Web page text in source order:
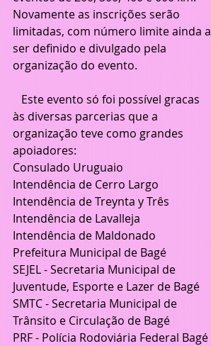
Novamente as inscrições serão
limitadas, com número limite ainda a
ser definido e divulgado pela
organização do evento.
às diversas parcerias que a
organização teve como grandes
apoiadores:
Consulado Uruguaio
Intendência de Cerro Largo
Intendência de Treynta y Três
Intendência de Lavalleja
Intendência de Maldonado
Prefeitura Municipal de Bagé
SEJEL - Secretaria Municipal de
Juventude, Esporte e Lazer de Bagé
SMTC - Secretaria Municipal de
Trânsito e Circulação de Bagé
PRF - Polícia Rodoviária Federal Bagé